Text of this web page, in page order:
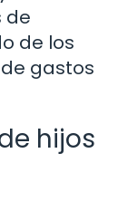
de
de los
gastos
hijos